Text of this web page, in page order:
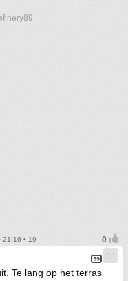
21:16 • 19
Te lang op het terras